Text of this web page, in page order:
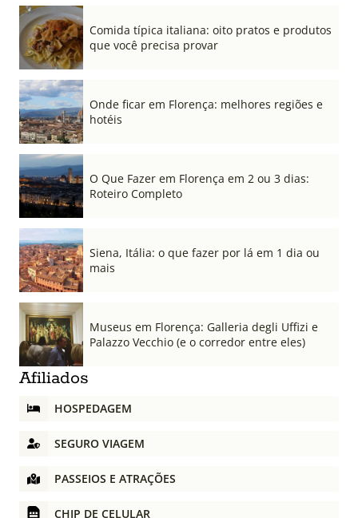
Comida típica italiana: oito pratos e produtos
que você precisa provar
Onde ficar em Florença: melhores regiões e
hotéis
O Que Fazer em Florença em 2 ou 3 dias:
Roteiro Completo
Siena, Itália: o que fazer por lá em 1 dia ou
mais
Museus em Florença: Galleria degli Uffizi e
Palazzo Vecchio (e o corredor entre eles)
Afiliados
HOSPEDAGEM
SEGURO VIAGEM
PASSEIOS E ATRAÇÕES
CHIP DE CELULAR